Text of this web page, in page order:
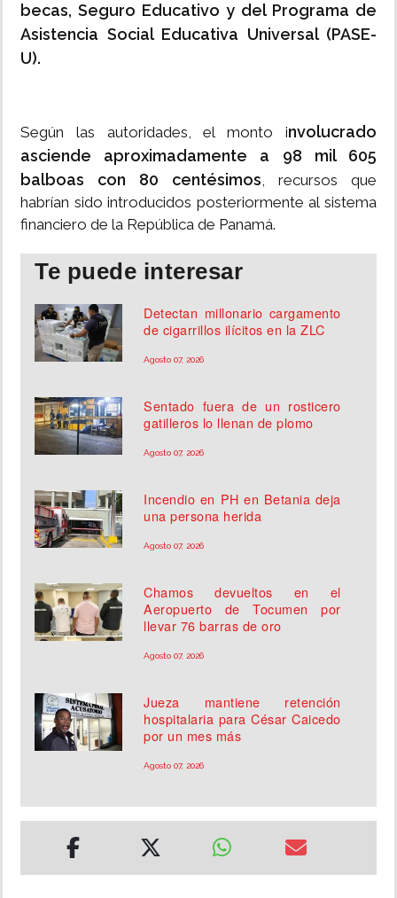
becas, Seguro Educativo y del Programa de
Asistencia Social Educativa Universal (PASE-
U).
Según las autoridades, el monto involucrado
asciende aproximadamente a 98 mil 605
balboas con 80 centésimos, recursos que
habrían sido introducidos posteriormente al sistema
financiero de la República de Panamá.
Te puede interesar
Detectan millonario cargamento
de cigarrillos ilícitos en la ZLC
Agosto 07, 2026
Sentado fuera de un rosticero
gatilleros lo llenan de plomo
Agosto 07, 2026
Incendio en PH en Betania deja
una persona herida
Agosto 07, 2026
Chamos devueltos en el
Aeropuerto de Tocumen por
llevar 76 barras de oro
Agosto 07, 2026
Jueza mantiene retención
hospitalaria para César Caicedo
por un mes más
Agosto 07, 2026